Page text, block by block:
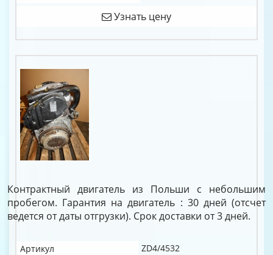
Узнать цену
Контрактный двигатель из Польши с небольшим
пробегом. Гарантия на двигатель : 30 дней (отсчет
ведется от даты отгрузки). Срок доставки от 3 дней.
Артикул
ZD4/4532